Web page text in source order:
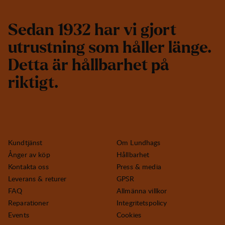
Sedan 1932 har vi gjort
utrustning som håller länge.
Detta är hållbarhet på
riktigt.
Kundtjänst
Ånger av köp
Kontakta oss
Leverans & returer
FAQ
Reparationer
Events
Om Lundhags
Hållbarhet
Press & media
GPSR
Allmänna villkor
Integritetspolicy
Cookies